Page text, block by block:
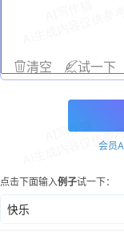
清空 试一下
会员
点击下面输入例子试一下：
快乐